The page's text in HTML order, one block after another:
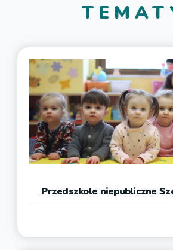
Przedszkole niepubliczne